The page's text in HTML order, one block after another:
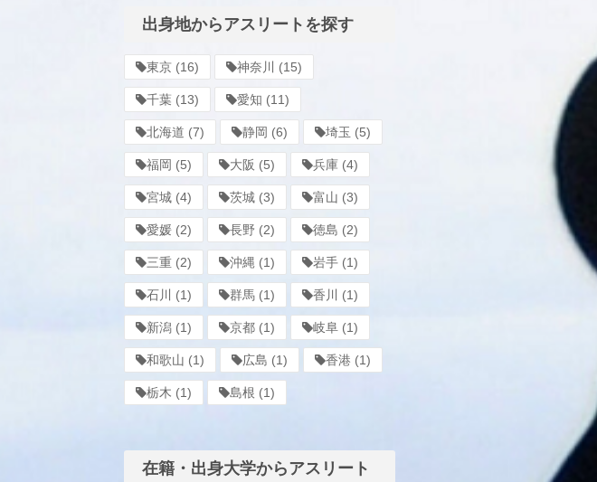
出身地からアスリートを探す
東京 (16) 神奈川 (15)
千葉 (13) 愛知 (11)
北海道 (7) 静岡 (6) 埼玉 (5)
福岡 (5) 大阪 (5) 兵庫 (4)
宮城 (4) 茨城 (3) 富山 (3)
愛媛 (2) 長野 (2) 徳島 (2)
三重 (2) 沖縄 (1) 岩手 (1)
石川 (1) 群馬 (1) 香川 (1)
新潟 (1) 京都 (1) 岐阜 (1)
和歌山 (1) 広島 (1) 香港 (1)
栃木 (1) 島根 (1)
在籍・出身大学からアスリート